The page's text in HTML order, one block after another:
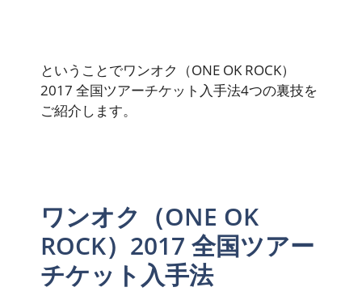
ということでワンオク（ONE OK ROCK）
2017 全国ツアーチケット入手法4つの裏技を
ご紹介します。
ワンオク（ONE OK
ROCK）2017 全国ツアー
チケット入手法